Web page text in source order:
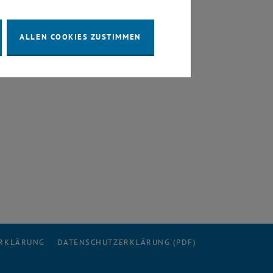
DATENSCHUTZERKLÄRUNG (PDF)
ALLEN COOKIES ZUSTIMMEN